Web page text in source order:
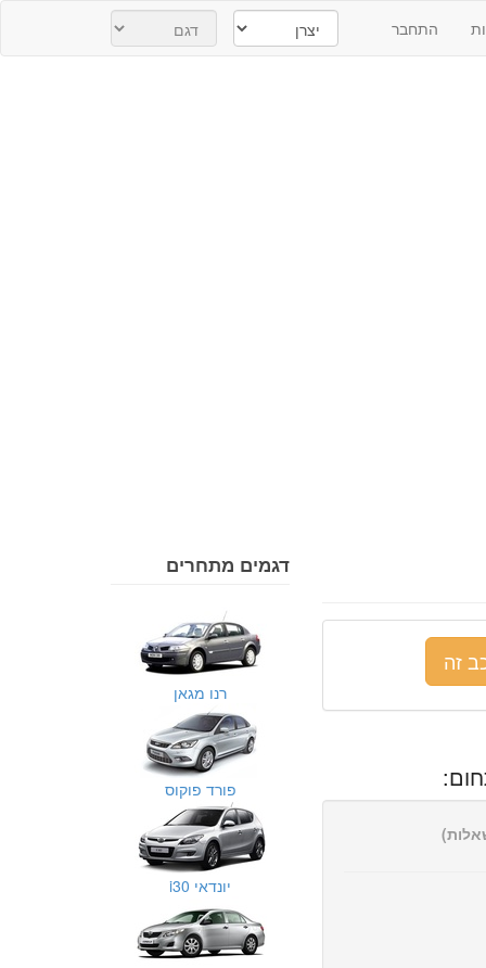
התחבר
זה
דגמים מתחרים
רנו מגאן
פורד פוקוס
יונדאי i30